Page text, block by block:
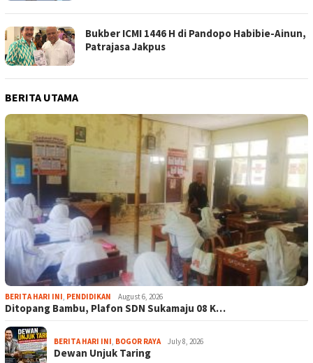
Bukber ICMI 1446 H di Pandopo Habibie-Ainun,
Patrajasa Jakpus
BERITA UTAMA
BERITA HARI INI, PENDIDIKAN August 6, 2026
Ditopang Bambu, Plafon SDN Sukamaju 08 K…
BERITA HARI INI, BOGOR RAYA July 8, 2026
Dewan Unjuk Taring